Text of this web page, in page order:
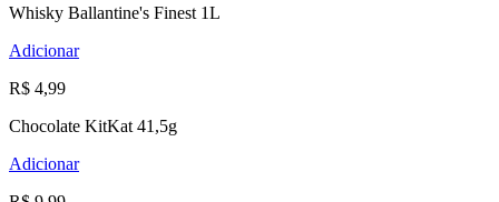
Whisky Ballantine's Finest 1L
Adicionar
R$ 4,99
Chocolate KitKat 41,5g
Adicionar